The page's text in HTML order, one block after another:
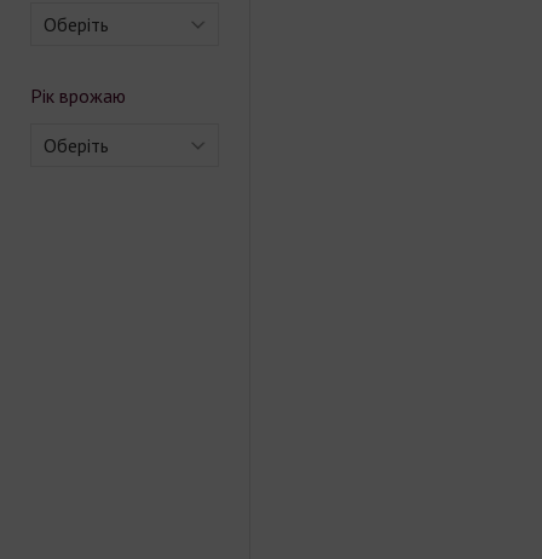
Оберіть
Рік врожаю
Оберіть